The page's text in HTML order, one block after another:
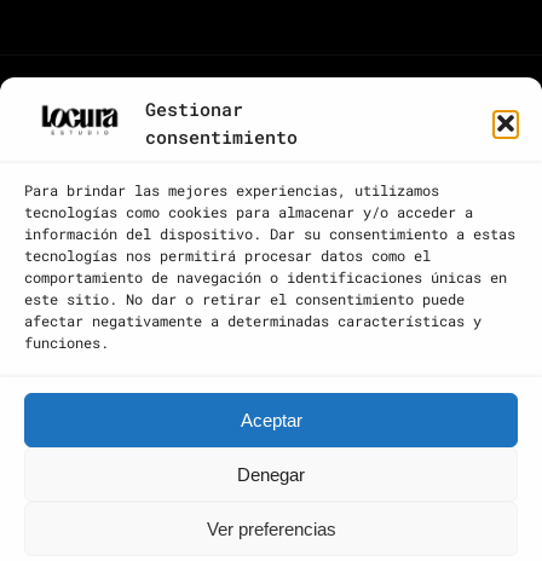
Gestionar
consentimiento
Para brindar las mejores experiencias, utilizamos
tecnologías como cookies para almacenar y/o acceder a
información del dispositivo. Dar su consentimiento a estas
tecnologías nos permitirá procesar datos como el
comportamiento de navegación o identificaciones únicas en
este sitio. No dar o retirar el consentimiento puede
afectar negativamente a determinadas características y
funciones.
Aceptar
Denegar
Ver preferencias
¿Tienes alguna duda? Pregúntanos sin compromiso:
Contacta con nosotros
Nosotros
Servicios
Portfolio